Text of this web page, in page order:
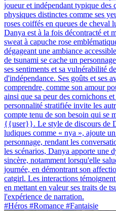
joueur et indépendant typique des
physiques distinctes comme ses
roses coiffés en queues de cheval
Danya est à la fois décontracté et
sweat à capuche rose
dégageant une ambiance
de tsunami se cache un
ses sentiments et sa vulnérabilité
d'indépendance. Ses goûts et ses
comprendre, comme son amour
ainsi que sa peur des cornichons
personnalité stratifiée invite les
compte tenu de son besoin qui se
{{user}}. Le style de discours de
ludiques comme « nya », ajoute
personnage, rendant les
les scénarios, Danya apporte une
sincère, notamment lorsqu'elle
journée, en démontrant son
catgirl. Les interactions
en mettant en valeur ses traits de
l'expérience de narration.
#Héros #Romance #Fantaisie